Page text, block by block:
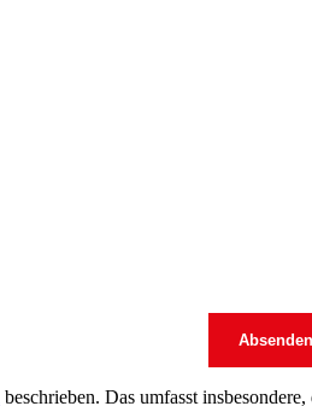
beschrieben. Das umfasst